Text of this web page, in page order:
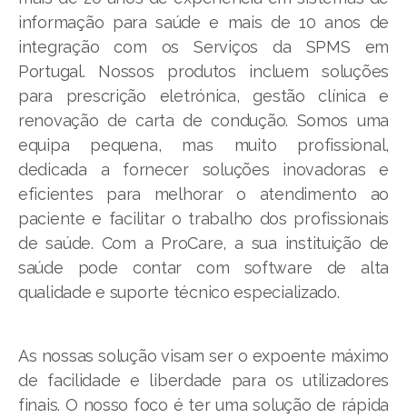
informação para saúde e mais de 10 anos de
integração com os Serviços da SPMS em
Portugal. Nossos produtos incluem soluções
para prescrição eletrónica, gestão clínica e
renovação de carta de condução. Somos uma
equipa pequena, mas muito profissional,
dedicada a fornecer soluções inovadoras e
eficientes para melhorar o atendimento ao
paciente e facilitar o trabalho dos profissionais
de saúde. Com a ProCare, a sua instituição de
saúde pode contar com software de alta
qualidade e suporte técnico especializado.
As nossas solução visam ser o expoente máximo
de facilidade e liberdade para os utilizadores
finais. O nosso foco é ter uma solução de rápida